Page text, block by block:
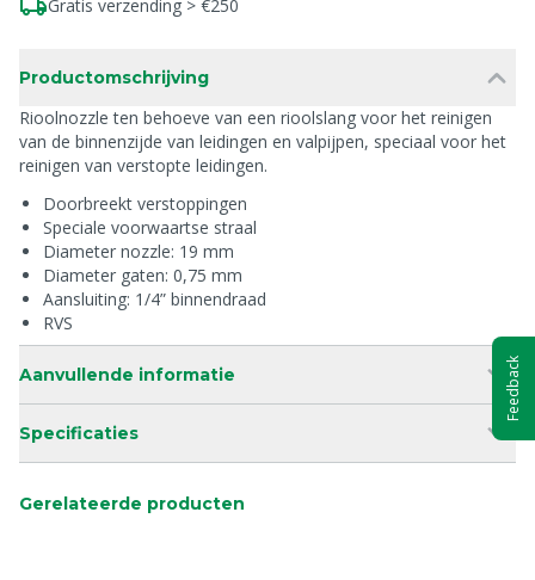
Gratis verzending > €250
Productomschrijving
Rioolnozzle ten behoeve van een rioolslang voor het reinigen
van de binnenzijde van leidingen en valpijpen, speciaal voor het
reinigen van verstopte leidingen.
Doorbreekt verstoppingen
Speciale voorwaartse straal
Diameter nozzle: 19 mm
Diameter gaten: 0,75 mm
Aansluiting: 1/4” binnendraad
RVS
Aanvullende informatie
Specificaties
Gerelateerde producten
Feedback